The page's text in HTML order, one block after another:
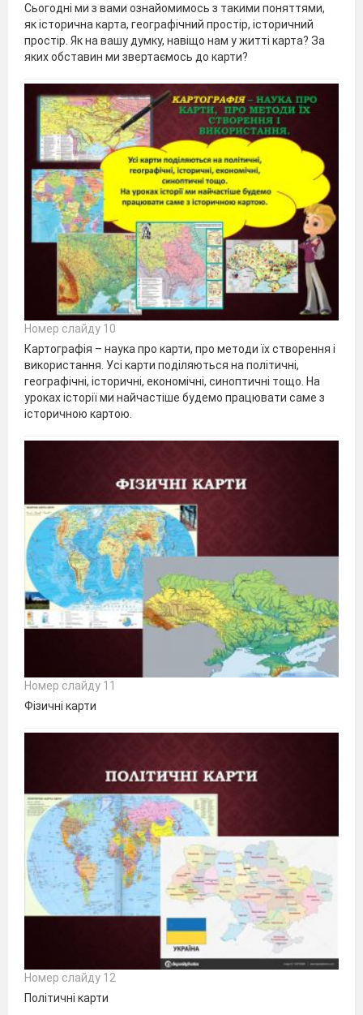
Сьогодні ми з вами ознайомимось з такими поняттями,
як історична карта, географічний простір, історичний
простір. Як на вашу думку, навіщо нам у житті карта? За
яких обставин ми звертаємось до карти?
Номер слайду 10
Картографія – наука про карти, про методи їх створення і
використання. Усі карти поділяються на політичні,
географічні, історичні, економічні, синоптичні тощо. На
уроках історії ми найчастіше будемо працювати саме з
історичною картою.
Номер слайду 11
Фізичні карти
Номер слайду 12
Політичні карти